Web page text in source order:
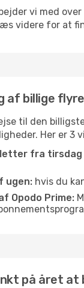
vi med
videre for at
af billige
til den
Her er 3
fra
ugen: hvis du
Opodo Prime:
på året at